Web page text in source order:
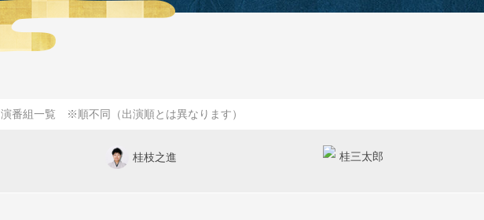
番組一覧 ※順不同（出演順とは異なります）
桂枝之進 桂三太郎